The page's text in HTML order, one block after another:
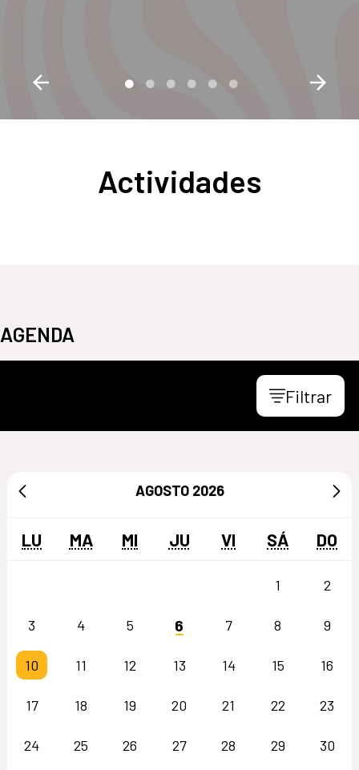
Actividades
AGENDA
Filtrar
AGOSTO 2026
LU MA MI JU VI SÁ DO
1 2
3 4 5 6 7 8 9
10 11 12 13 14 15 16
17 18 19 20 21 22 23
24 25 26 27 28 29 30